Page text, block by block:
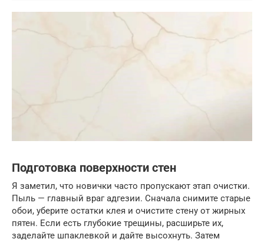
Подготовка поверхности стен
Я заметил, что новички часто пропускают этап очистки.
Пыль — главный враг адгезии. Сначала снимите старые
обои, уберите остатки клея и очистите стену от жирных
пятен. Если есть глубокие трещины, расширьте их,
заделайте шпаклевкой и дайте высохнуть. Затем